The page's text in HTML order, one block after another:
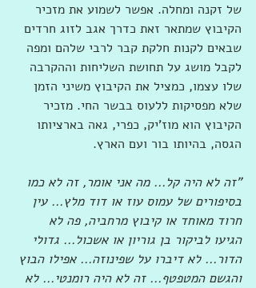
של זקנה ומחלה. אפשר לשמוע את מזכיר
הקיבוץ שמתאר זאת כדרך אגב לזוג חרדים
שבאים לקנות חלקת קבר לרבי שלהם ומפה
לקבל מושג על תחושת השליחות וההקרבה
שלו עצמו, כמציל את הקיבוץ משיני הזמן
שלא מפסיקות ללעוס בבשר החי. מזכיר
הקיבוץ הוא מוז'יק, כפרי, גאה בארציותו
הגסה, בהיותו בור ועם הארץ.
"זה לא היה קל... מה אני אומר, זה לא כמו
בסיפורים של עמוס עוז או דוד מלץ... עין
חרוד מאוחד או קיבוץ מרחביה, פה לא
הגיעו לביקור בן גוריון או אשכול... גדולי
הדור... לא דיברו על שפינוזה... אפילו הבוץ
והגשם המטפטף... זה לא היה רומנטי... לא